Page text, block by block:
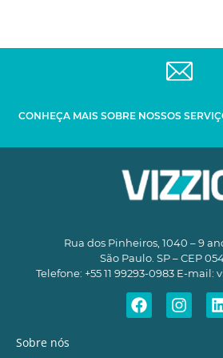
CONHEÇA MAIS SOBRE NOSSOS
Rua dos Pinheiros, 1040 – 9
São Paulo. SP – CEP
Telefone: +55 11 99293-0983 E-mail:
Sobre nós